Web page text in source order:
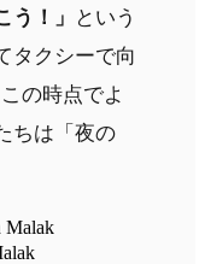
！」
という
タクシーで向
の時点でよ
ちは「夜の